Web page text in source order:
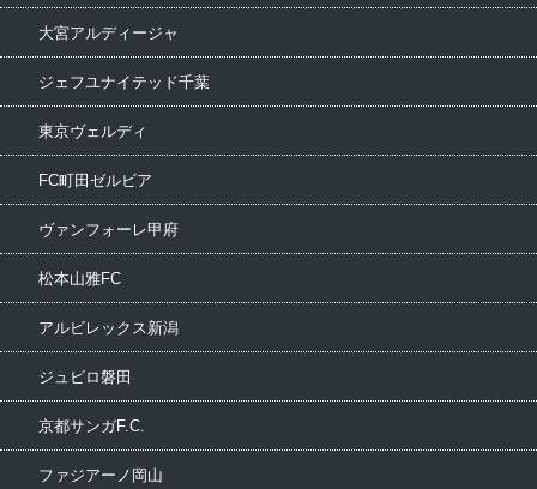
大宮アルディージャ
ジェフユナイテッド千葉
東京ヴェルディ
FC町田ゼルビア
ヴァンフォーレ甲府
松本山雅FC
アルビレックス新潟
ジュビロ磐田
京都サンガF.C.
ファジアーノ岡山